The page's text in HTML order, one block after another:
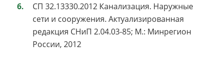
СП 32.13330.2012 Канализация. Наружные
сети и сооружения. Актуализированная
редакция СНиП 2.04.03-85; М.: Минрегион
России, 2012